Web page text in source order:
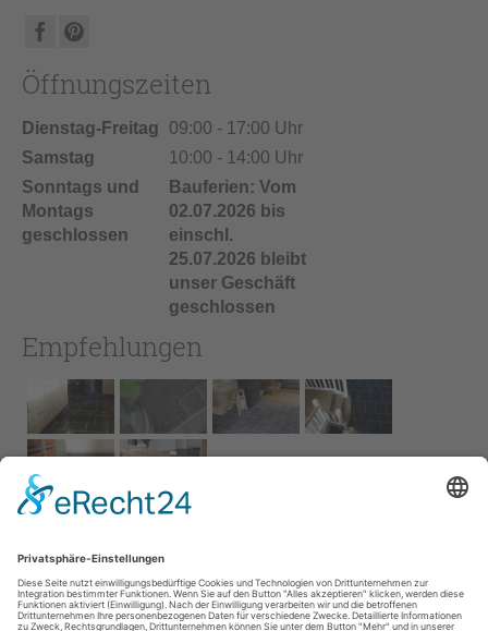
Öffnungszeiten
Dienstag-Freitag
09:00 - 17:00 Uhr
Samstag
10:00 - 14:00 Uhr
Sonntags und
Montags
geschlossen
Bauferien: Vom
02.07.2026 bis
einschl.
25.07.2026 bleibt
unser Geschäft
geschlossen
Empfehlungen
Impressum
AGB